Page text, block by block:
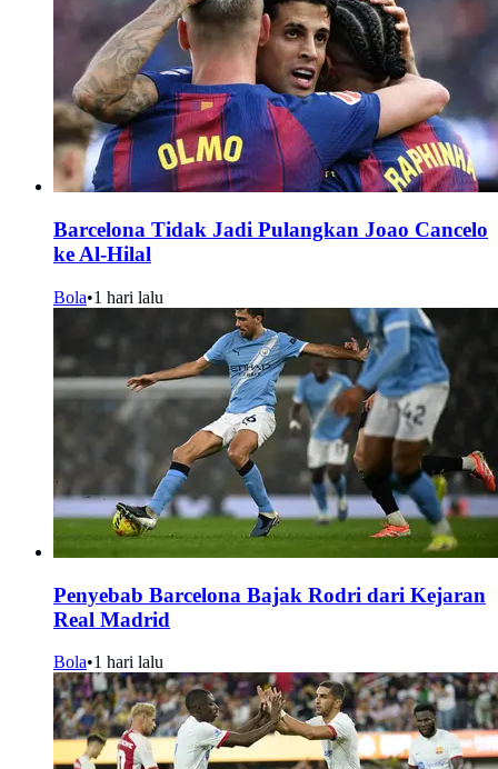
Barcelona Tidak Jadi Pulangkan Joao Cancelo
ke Al-Hilal
Bola•1 hari lalu
Penyebab Barcelona Bajak Rodri dari Kejaran
Real Madrid
Bola•1 hari lalu